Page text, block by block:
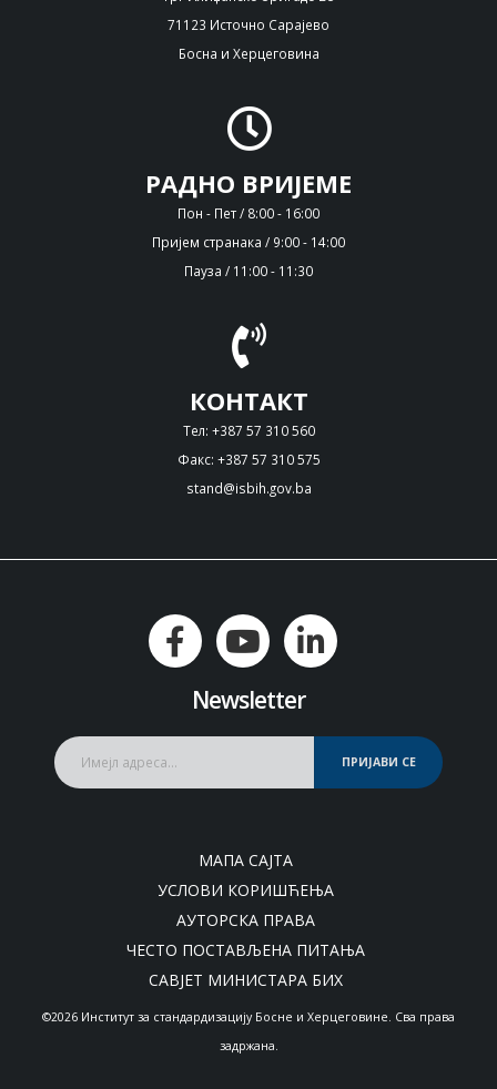
71123 Источно Сарајево
Босна и Херцеговина
РАДНО ВРИЈЕМЕ
Пон - Пет / 8:00 - 16:00
Пријем странака / 9:00 - 14:00
Пауза / 11:00 - 11:30
КОНТАКТ
Тел: +387 57 310 560
Факс: +387 57 310 575
stand@isbih.gov.ba
Newsletter
ПРИЈАВИ СЕ
МАПА САЈТА
УСЛОВИ КОРИШЋЕЊА
АУТОРСКА ПРАВА
ЧЕСТО ПОСТАВЉЕНА ПИТАЊА
САВЈЕТ МИНИСТАРА БИХ
©2026 Институт за стандардизацију Босне и Херцеговине. Сва права
задржана.